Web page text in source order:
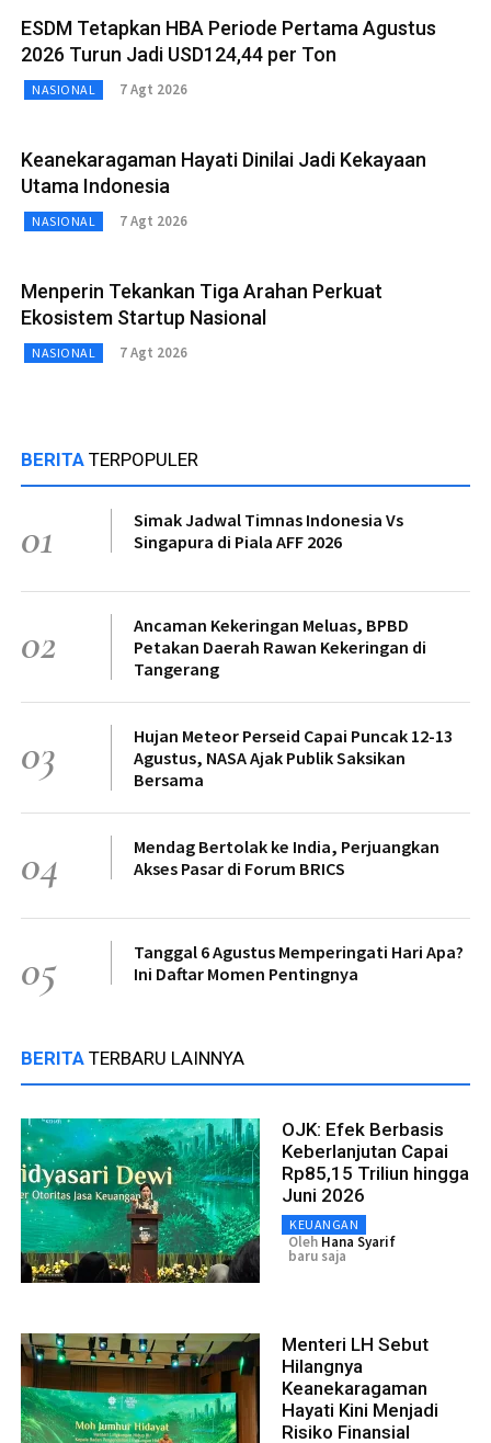
ESDM Tetapkan HBA Periode Pertama Agustus
2026 Turun Jadi USD124,44 per Ton
NASIONAL 7 Agt 2026
Keanekaragaman Hayati Dinilai Jadi Kekayaan
Utama Indonesia
NASIONAL 7 Agt 2026
Menperin Tekankan Tiga Arahan Perkuat
Ekosistem Startup Nasional
NASIONAL 7 Agt 2026
BERITA TERPOPULER
01
Simak Jadwal Timnas Indonesia Vs
Singapura di Piala AFF 2026
02
Ancaman Kekeringan Meluas, BPBD
Petakan Daerah Rawan Kekeringan di
Tangerang
03
Hujan Meteor Perseid Capai Puncak 12-13
Agustus, NASA Ajak Publik Saksikan
Bersama
04
Mendag Bertolak ke India, Perjuangkan
Akses Pasar di Forum BRICS
05
Tanggal 6 Agustus Memperingati Hari Apa?
Ini Daftar Momen Pentingnya
BERITA TERBARU LAINNYA
OJK: Efek Berbasis
Keberlanjutan Capai
Rp85,15 Triliun hingga
Juni 2026
KEUANGAN
Oleh Hana Syarif
baru saja
Menteri LH Sebut
Hilangnya
Keanekaragaman
Hayati Kini Menjadi
Risiko Finansial